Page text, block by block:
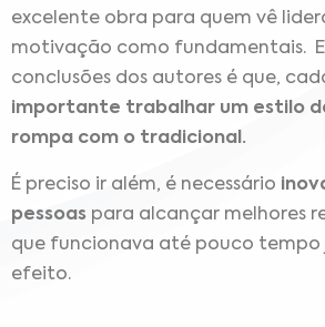
excelente obra para quem vê
motivação como fundamentais.
conclusões dos autores é que,
importante trabalhar um estilo
rompa com o tradicional.
É preciso ir além, é necessário
pessoas para alcançar melhores
que funcionava até pouco tempo
efeito.